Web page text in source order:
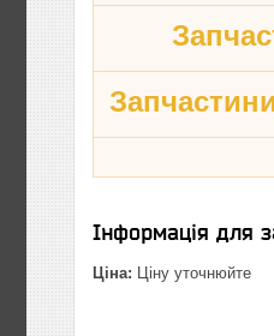
Інформація для
Ціна: Ціну уточнюйте